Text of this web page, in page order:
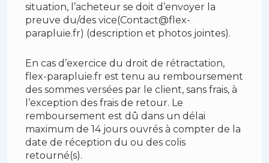
situation, l’acheteur se doit d’envoyer la
preuve du/des vice(Contact@flex-
parapluie.fr) (description et photos jointes).
En cas d’exercice du droit de rétractation,
flex-parapluie.fr est tenu au remboursement
des sommes versées par le client, sans frais, à
l’exception des frais de retour. Le
remboursement est dû dans un délai
maximum de 14 jours ouvrés à compter de la
date de réception du ou des colis
retourné(s).